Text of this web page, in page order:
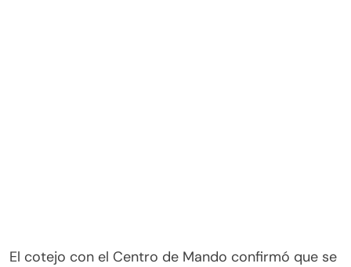
El cotejo con el Centro de Mando confirmó que se